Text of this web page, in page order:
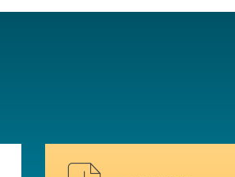
Hai bisogno di alcuni